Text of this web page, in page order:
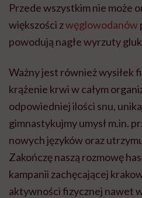
Przede wszystkim nie może
większości zwęglowodanów
powodują nagłe wyrzuty
Ważny jest również wysiłek
krążenie krwi w całym
odpowiedniej ilości snu,
gimnastykujmy umysł m.in.
nowych języków oraz
Zakończę naszą rozmowę
kampanii zachęcającej
aktywności fizycznej nawet